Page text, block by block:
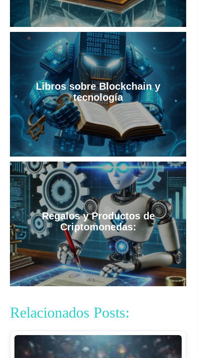
Libros sobre Blockchain y
tecnología
Regalos y Productos de
Criptomonedas:
Relacionados Posts: